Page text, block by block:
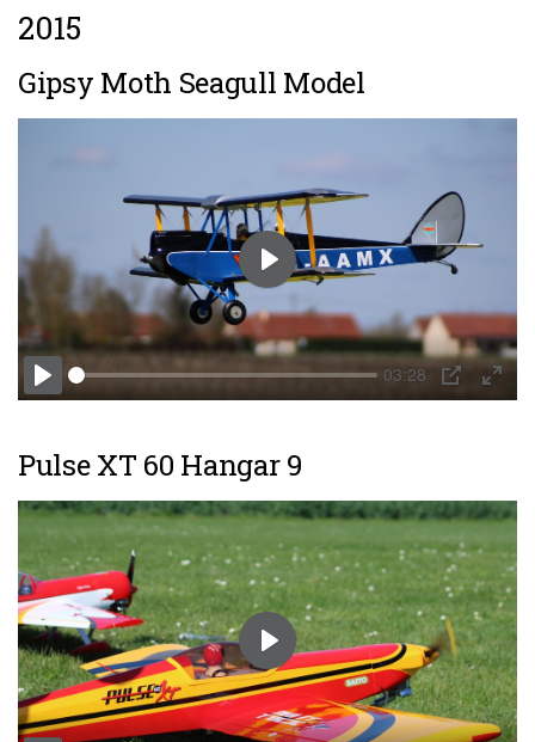
2015
Gipsy Moth Seagull Model
Play
03:28
PIP Enter
Play
Pulse XT 60 Hangar 9
Play